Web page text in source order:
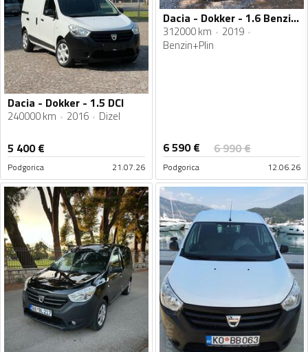
Dacia - Dokker - 1.5 DCI
240000 km 2016 Dizel
5 400€
Podgorica 21.07.26
Dacia - Dokker - 1.6 Benzin Plin
312000 km
2019
Benzin+Plin
6 590€ 6 990€
Podgorica 12.06.26